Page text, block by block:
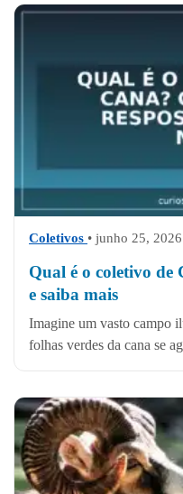
Coletivos • junho 25, 2026
Qual é o coletivo de
e saiba mais
Imagine um vasto campo
folhas verdes da cana se